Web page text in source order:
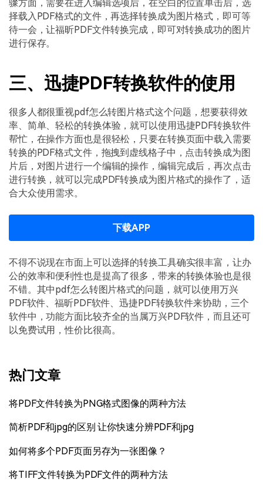
骤方面，需要在进入编辑选项后，在空白的位置单击后，选
择载入PDF格式的文件，再选择转换成为图片格式，即可等
待一会，让福昕PDF文件转换完成，即可对转换成功的图片
进行保存。
三、迅捷PDF转换软件的使用
很多人都很重视pdf怎么转图片格式这个问题，想要获得效
率、简单、轻松的转换体验，就可以使用迅捷PDF转换软件
帮忙，在操作方面也是很轻松，只要在转换页面中载入需要
转换的PDF格式文件，拖拽到虚线格子中，点击转换成为图
片后，对图片进行一个编辑的操作，编辑完成后，再次点击
进行转换，就可以完成PDF转换成为图片格式的操作了，适
合大众使用需求。
下载APP
不得不说现在市面上可以选择的转换工具确实很丰富，让办
公的效率和便利性也是提高了很多，带来的转换体验也是很
不错。其中pdf怎么转图片格式的问题，就可以使用万兴
PDF软件、福昕PDF软件、迅捷PDF转换软件来协助，三个
软件中，功能方面比较齐全的当属万兴PDF软件，而且还可
以免费试用，性价比很高。
热门文章
将PDF文件转换为PNG格式图像的两种方法
简析PDF和jpg的区别 让你快速分辨PDF和jpg
如何将多个PDF页面另存为一张图像？
将TIFF文件转换为PDF文件的两种方法